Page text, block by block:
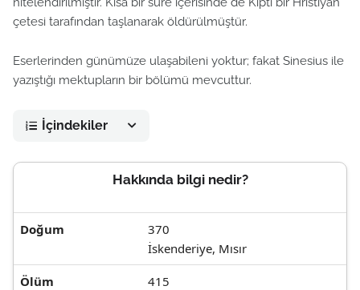
çetesi tarafından taşlanarak öldürülmüştür.
Eserlerinden günümüze ulaşabileni yoktur; fakat Sinesius ile
yazıştığı mektupların bir bölümü mevcuttur.
İçindekiler
Hakkında bilgi nedir?
Doğum
370
İskenderiye, Mısır
Ölüm
415